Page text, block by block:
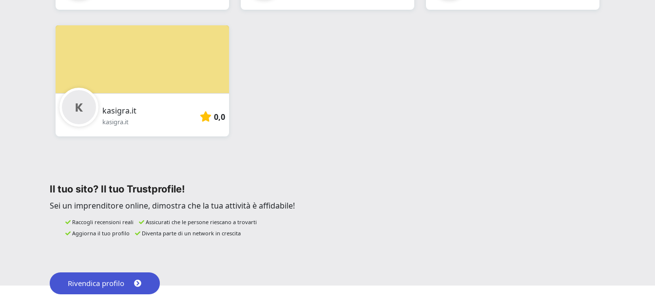
kasigra.it
kasigra.it 0,0
Il tuo sito? Il tuo Trustprofile!
Sei un imprenditore online, dimostra che la tua attività è affidabile!
Raccogli recensioni reali
Assicurati che le persone riescano a trovarti
Aggiorna il tuo profilo
Diventa parte di un network in crescita
Rivendica profilo